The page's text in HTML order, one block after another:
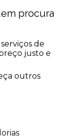
procura
de
justo e
outros